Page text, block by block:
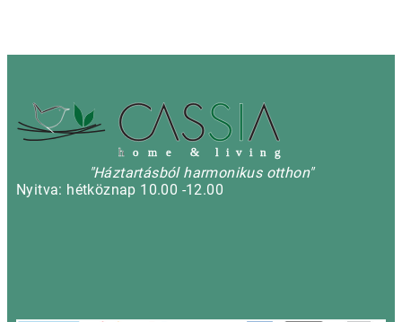
h o m e & l i v i n g
"Háztartásból harmonikus otthon"
Nyitva: hétköznap 10.00 -12.00